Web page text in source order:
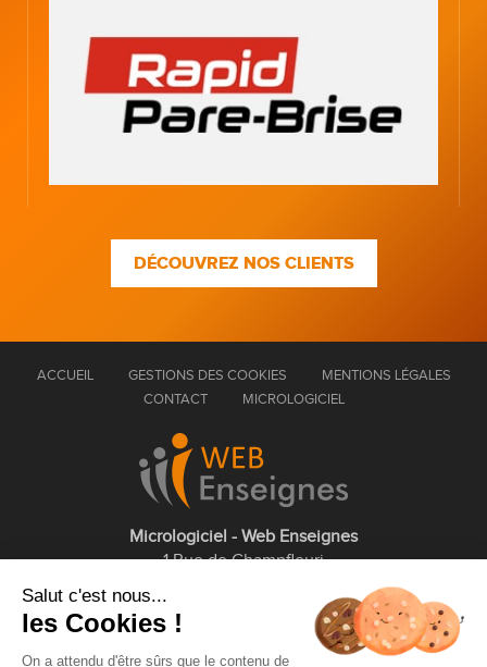
DÉCOUVREZ NOS CLIENTS
ACCUEIL GESTIONS DES COOKIES
MENTIONS LÉGALES
CONTACT
MICROLOGICIEL
Micrologiciel - Web Enseignes
1 Rue de Champfleuri
01 75 43 63 60
Salut c'est nous...
les Cookies !
On a attendu d'être sûrs que le contenu de